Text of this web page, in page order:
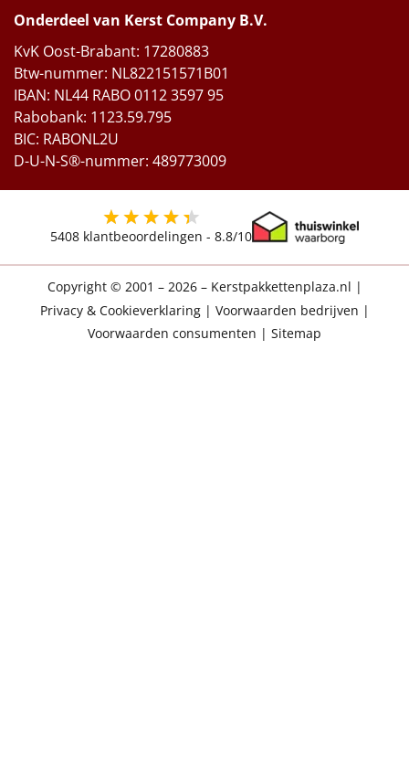
Onderdeel van Kerst Company B.V.
KvK Oost-Brabant: 17280883
Btw-nummer: NL822151571B01
IBAN: NL44 RABO 0112 3597 95
Rabobank: 1123.59.795
BIC: RABONL2U
D-U-N-S®-nummer: 489773009
5408 klantbeoordelingen - 8.8/10
Copyright © 2001 – 2026 – Kerstpakkettenplaza.nl |
Privacy & Cookieverklaring| Voorwaarden bedrijven |
Voorwaarden consumenten | Sitemap